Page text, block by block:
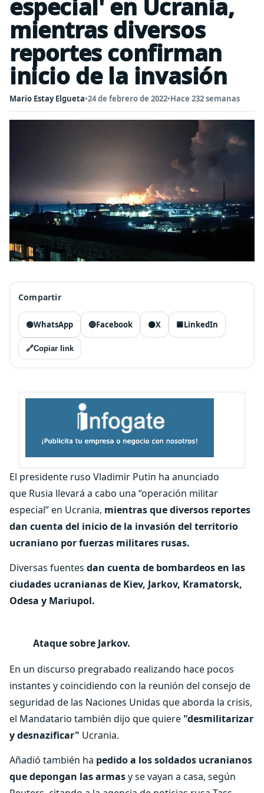
especial' en Ucrania,
mientras diversos
reportes confirman
inicio de la invasión
Mario Estay Elgueta•24 de febrero de 2022•Hace 232 semanas
Compartir
🟢WhatsApp 🔵Facebook ⚫X 🟦LinkedIn
🔗Copiar link
El presidente ruso Vladimir Putin ha anunciado
que Rusia llevará a cabo una “operación militar
especial” en Ucrania, mientras que diversos reportes
dan cuenta del inicio de la invasión del territorio
ucraniano por fuerzas militares rusas.
Diversas fuentes dan cuenta de bombardeos en las
ciudades ucranianas de Kiev, Jarkov, Kramatorsk,
Odesa y Mariupol.
Ataque sobre Jarkov.
En un discurso pregrabado realizando hace pocos
instantes y coincidiendo con la reunión del consejo de
seguridad de las Naciones Unidas que aborda la crisis,
el Mandatario también dijo que quiere "desmilitarizar
y desnazificar" Ucrania.
Añadió también ha pedido a los soldados ucranianos
que depongan las armasy se vayan a casa, según